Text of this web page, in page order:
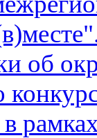
об